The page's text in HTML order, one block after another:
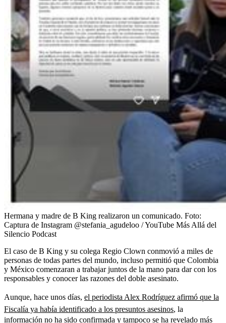
Hermana y madre de B King realizaron un comunicado. Foto:
Captura de Instagram @stefania_agudeloo / YouTube Más Allá del
Silencio Podcast
El caso de B King y su colega Regio Clown conmovió a miles de
personas de todas partes del mundo, incluso permitió que Colombia
y México comenzaran a trabajar juntos de la mano para dar con los
responsables y conocer las razones del doble asesinato.
Aunque, hace unos días, el periodista Alex Rodríguez afirmó que la
Fiscalía ya había identificado a los presuntos asesinos, la
información no ha sido confirmada y tampoco se ha revelado más